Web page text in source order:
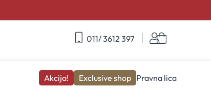
011/ 3612 397 Korpa
Akcija! Exclusive shop Pravna lica